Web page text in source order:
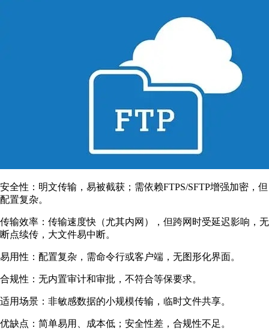
安全性：明文传输，易被截获；需依赖FTPS/SFTP增强加密，但
配置复杂。
传输效率：传输速度快（尤其内网），但跨网时受延迟影响，无
断点续传，大文件易中断。
易用性：配置复杂，需命令行或客户端，无图形化界面。
合规性：无内置审计和审批，不符合等保要求。
适用场景：非敏感数据的小规模传输，临时文件共享。
优缺点：简单易用、成本低；安全性差，合规性不足。